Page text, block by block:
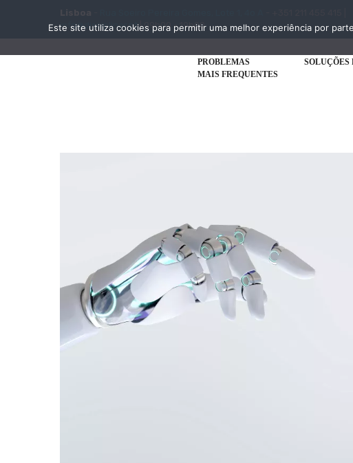
info@disciplinar.pt| 09h00 - 19h00
PROBLEMAS
MAIS FREQUENTES
SOLUÇÕES
Este site utiliza cookies para permitir uma melhor experiência por